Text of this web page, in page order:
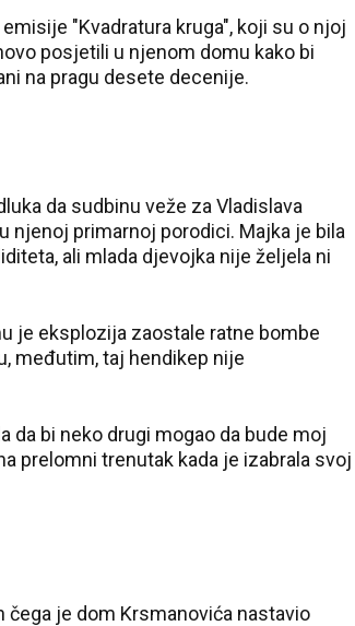
"Kvadratura kruga", koji su o njoj
posjetili u njenom domu kako bi
na pragu desete decenije.
da sudbinu veže za Vladislava
njenoj primarnoj porodici. Majka je bila
ali mlada djevojka nije željela ni
je eksplozija zaostale ratne bombe
međutim, taj hendikep nije
da bi neko drugi mogao da bude moj
prelomni trenutak kada je izabrala svoj
čega je dom Krsmanovića nastavio